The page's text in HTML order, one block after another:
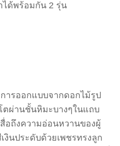
ได้พร้อมกัน 2 รุ่น
ารออกแบบจากดอกไม้รูป
ตผ่านชั้นหิมะบางๆในแถบ
อถึงความอ่อนหวานของผู้
นประดับด้วยเพชรทรงลูก